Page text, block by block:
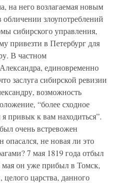
на него возлагаемая новым
обличении злоупотреблений
сибирского управления,
привезти в Петербург для
В частном
единовременно
заслуга сибирской ревизии
возможность
“более сходное
привык к вам находиться”.
очень встревожен
не новая ли это
7 мая 1819 года отбыл
он уже прибыл в Томск,
царства, данного